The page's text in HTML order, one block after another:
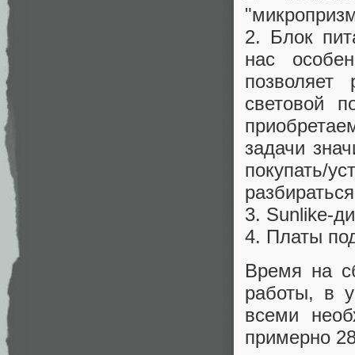
2. Блок
нас
позволяет
световой
задачи
покупать/
3. Sunlike-
4. Платы
Время на
работы, в
всеми
примерно